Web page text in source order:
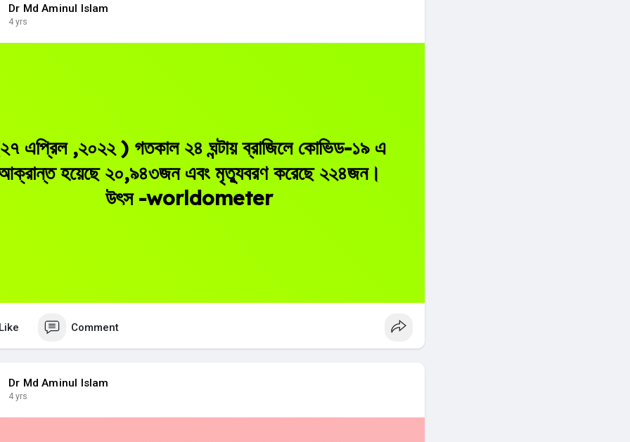
Dr Md Aminul Islam
4 yrs
এপ্রিল ,২০২২ ) গতকাল ২৪ ঘন্টায় ব্রাজিলে কোভিড-১৯ এ
হয়েছে ২০,৯৪৩জন এবং মৃত্যুবরণ করেছে ২২৪জন।
উৎস -worldometer
Comment
Dr Md Aminul Islam
4 yrs